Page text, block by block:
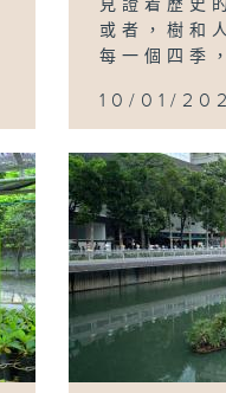
見證着歷史
或者，樹和
每一個四季
10/01/